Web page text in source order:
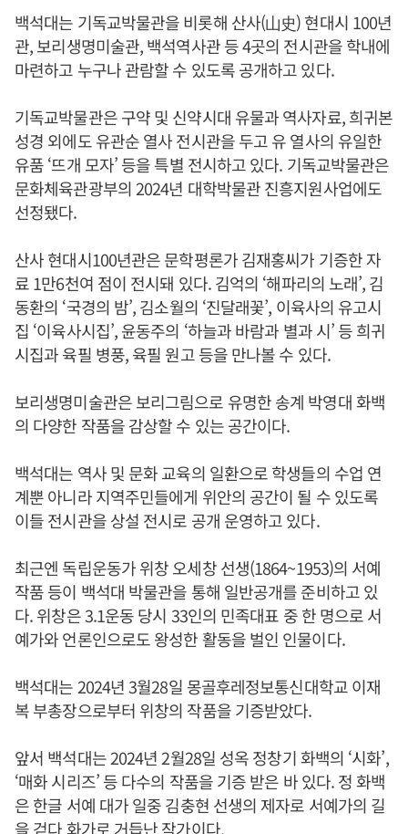
백석대는 기독교박물관을 비롯해 산사(山史) 현대시 100년
관, 보리생명미술관, 백석역사관 등 4곳의 전시관을 학내에
마련하고 누구나 관람할 수 있도록 공개하고 있다.
기독교박물관은 구약 및 신약시대 유물과 역사자료, 희귀본
성경 외에도 유관순 열사 전시관을 두고 유 열사의 유일한
유품 ‘뜨개 모자’ 등을 특별 전시하고 있다. 기독교박물관은
문화체육관광부의 2024년 대학박물관 진흥지원사업에도
선정됐다.
산사 현대시100년관은 문학평론가 김재홍씨가 기증한 자
료 1만6천여 점이 전시돼 있다. 김억의 ‘해파리의 노래’, 김
동환의 ‘국경의 밤’, 김소월의 ‘진달래꽃’, 이육사의 유고시
집 ‘이육사시집’, 윤동주의 ‘하늘과 바람과 별과 시’ 등 희귀
시집과 육필 병풍, 육필 원고 등을 만나볼 수 있다.
보리생명미술관은 보리그림으로 유명한 송계 박영대 화백
의 다양한 작품을 감상할 수 있는 공간이다.
백석대는 역사 및 문화 교육의 일환으로 학생들의 수업 연
계뿐 아니라 지역주민들에게 위안의 공간이 될 수 있도록
이들 전시관을 상설 전시로 공개 운영하고 있다.
최근엔 독립운동가 위창 오세창 선생(1864~1953)의 서예
작품 등이 백석대 박물관을 통해 일반공개를 준비하고 있
다. 위창은 3.1운동 당시 33인의 민족대표 중 한 명으로 서
예가와 언론인으로도 왕성한 활동을 벌인 인물이다.
백석대는 2024년 3월28일 몽골후레정보통신대학교 이재
복 부총장으로부터 위창의 작품을 기증받았다.
앞서 백석대는 2024년 2월28일 성옥 정창기 화백의 ‘시화’,
‘매화 시리즈’ 등 다수의 작품을 기증 받은 바 있다. 정 화백
은 한글 서예 대가 일중 김충현 선생의 제자로 서예가의 길
을 걷다 화가로 거듭난 작가이다.